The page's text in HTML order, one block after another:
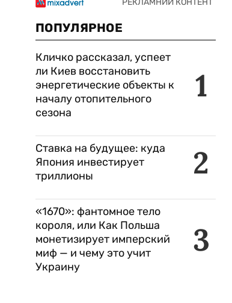
ПОПУЛЯРНОЕ
1
Кличко рассказал, успеет
ли Киев восстановить
энергетические объекты к
началу отопительного
сезона
2
Ставка на будущее: куда
Япония инвестирует
триллионы
3
«1670»: фантомное тело
короля, или Как Польша
монетизирует имперский
миф — и чему это учит
Украину